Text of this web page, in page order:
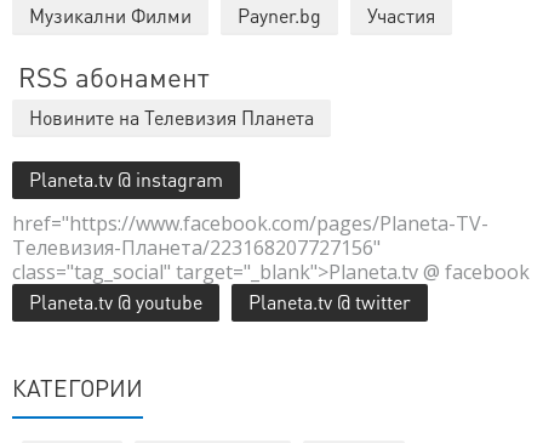
Музикални Филми
Payner.bg Участия
RSS абонамент
Новините на Телевизия Планета
Planeta.tv @ instagram
href="https://www.facebook.com/pages/Planeta-TV-
Телевизия-Планета/223168207727156"
class="tag_social" target="_blank">Planeta.tv @ facebook
Planeta.tv @ youtube Planeta.tv @ twitter
КАТЕГОРИИ